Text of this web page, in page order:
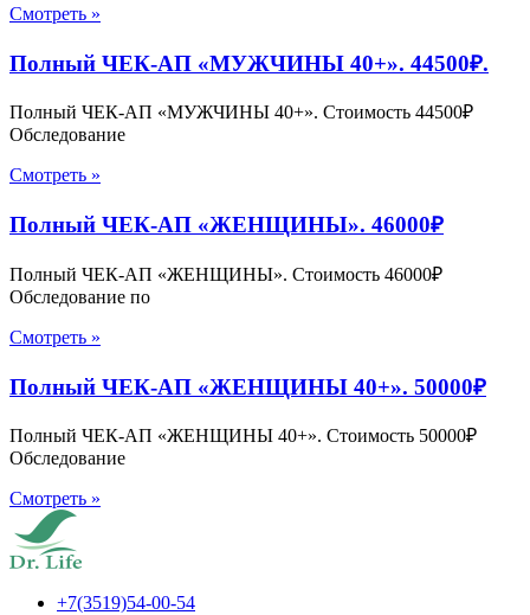
Смотреть »
Полный ЧЕК-АП «МУЖЧИНЫ 40+». 44500₽.
Полный ЧЕК-АП «МУЖЧИНЫ 40+». Стоимость 44500₽
Обследование
Смотреть »
Полный ЧЕК-АП «ЖЕНЩИНЫ». 46000₽
Полный ЧЕК-АП «ЖЕНЩИНЫ». Стоимость 46000₽
Обследование по
Смотреть »
Полный ЧЕК-АП «ЖЕНЩИНЫ 40+». 50000₽
Полный ЧЕК-АП «ЖЕНЩИНЫ 40+». Стоимость 50000₽
Обследование
Смотреть »
+7(3519)54-00-54